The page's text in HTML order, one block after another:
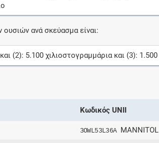
ανά σκεύασμα είναι:
(2): 5.100 χιλιοστογραμμάριακαι (3): 1.500
Κωδικός UNII
3OWL53L36A MANNITOL